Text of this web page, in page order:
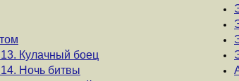
Кулачный боец
Ночь битвы